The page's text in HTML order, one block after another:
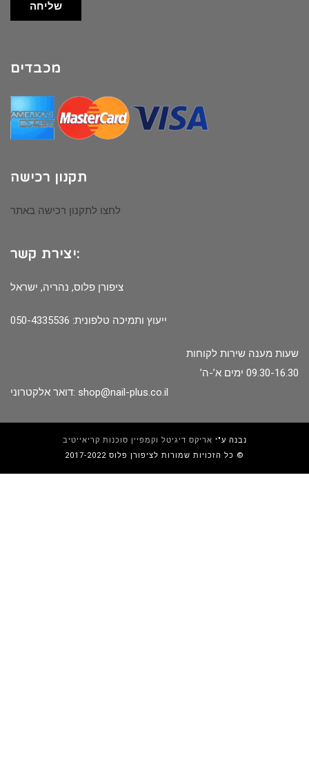
שליחה
מכבדים
תקנון רכישה
לחצו לתקנון רכישה באתר
יצירת קשר:
ציפורן פלוס, נהריה, ישראל
ייעוץ ותמיכה טלפונית: 050-4335536
שעות מענה שירות לקוחות
09.30-16.30 ימים א’-ה’
דואר אלקטרוני: shop@nail-plus.co.il
נבנה ע"י אריקס דיגיטל וקמפיין סוכנות קריאייטיב
כל הזכויות שמורות לציפורן פלוס 2017-2022 ©